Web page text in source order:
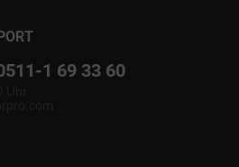
1 69 33 60